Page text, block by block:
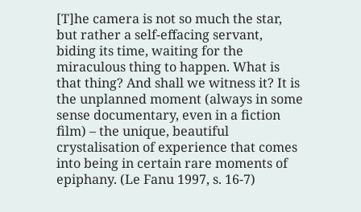
[T]he camera is not so much the star,
but rather a self-effacing servant,
biding its time, waiting for the
miraculous thing to happen. What is
that thing? And shall we witness it? It is
the unplanned moment (always in some
sense documentary, even in a fiction
film) – the unique, beautiful
crystalisation of experience that comes
into being in certain rare moments of
epiphany. (Le Fanu 1997, s. 16-7)